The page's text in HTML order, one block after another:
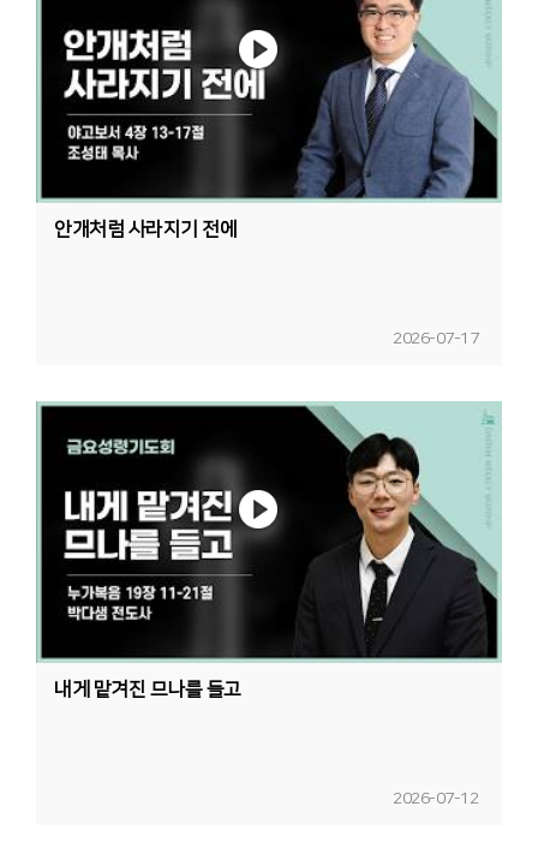
안개처럼 사라지기 전에
2026-07-17
내게 맡겨진 므나를 들고
2026-07-12